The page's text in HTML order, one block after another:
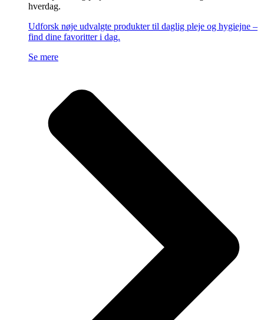
hverdag.
Udforsk nøje udvalgte produkter til daglig pleje og hygiejne –
find dine favoritter i dag.
Se mere